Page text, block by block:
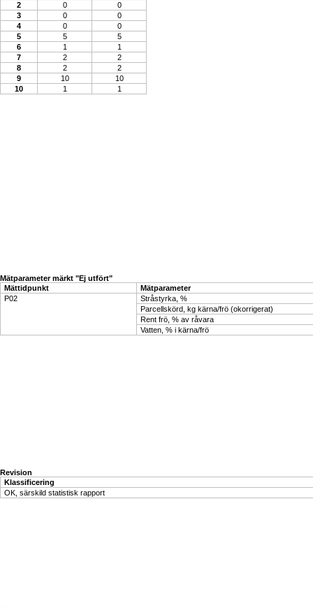
2
0
0
3
0
0
4
0
0
5
5
5
6
1
1
7
2
2
8
2
2
9
10
10
10
1 1
Mätparameter märkt "Ej utfört"
Mättidpunkt
Mätparameter
P02
Stråstyrka, %
Parcellskörd, kg kärna/frö (okorrigerat)
Rent frö, % av råvara
Vatten, % i kärna/frö
Revision
Klassificering
OK, särskild statistisk rapport